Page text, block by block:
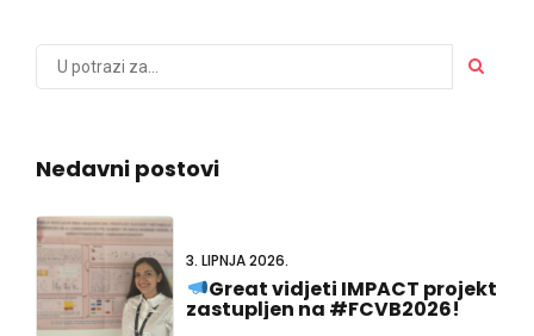
Nedavni postovi
3. LIPNJA 2026.
Great vidjeti IMPACT projekt
zastupljen na #FCVB2026!